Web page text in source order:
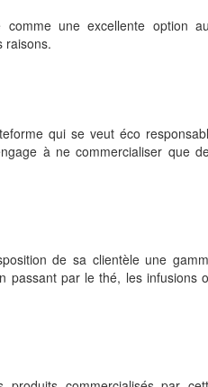
comme une excellente option
raisons.
qui se veut éco
à ne commercialiser que
de sa clientèle une
passant par le thé, les infusions